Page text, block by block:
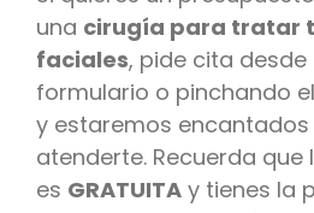
una cirugía para tratar
faciales, pide cita desde
formulario o pinchando
y estaremos encantados
atenderte. Recuerda
es GRATUITAy tienes la